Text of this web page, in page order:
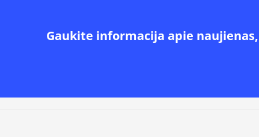
Gaukite informacija apie